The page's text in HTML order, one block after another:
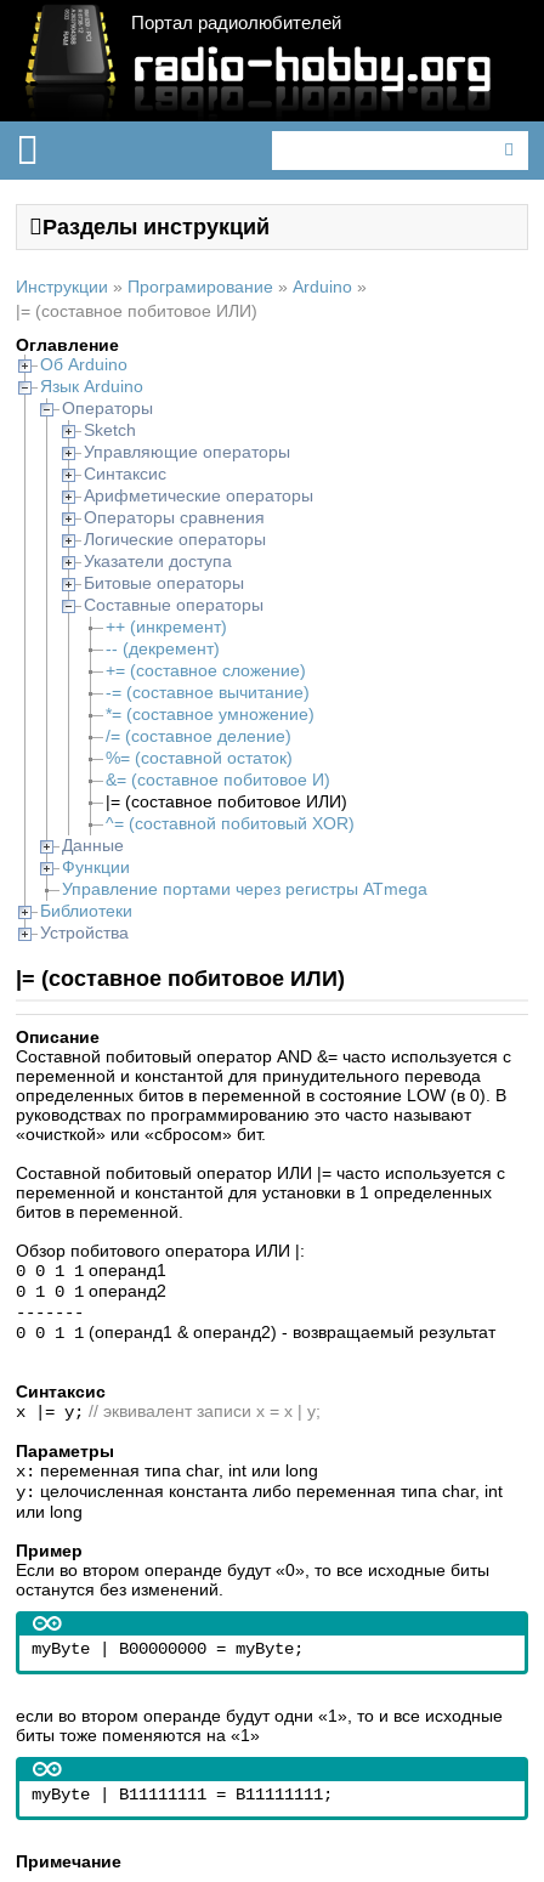
Портал радиолюбителей
Разделы инструкций
Инструкции » Програмирование » Arduino »
|= (составное побитовое ИЛИ)
Оглавление
Об Arduino
Язык Arduino
Операторы
Sketch
Управляющие операторы
Синтаксис
Арифметические операторы
Операторы сравнения
Логические операторы
Указатели доступа
Битовые операторы
Составные операторы
++ (инкремент)
-- (декремент)
+= (составное сложение)
-= (составное вычитание)
*= (составное умножение)
/= (составное деление)
%= (составной остаток)
&= (составное побитовое И)
|= (составное побитовое ИЛИ)
^= (составной побитовый XOR)
Данные
Функции
Управление портами через регистры ATmega
Библиотеки
Устройства
|= (составное побитовое ИЛИ)
Описание
Составной побитовый оператор AND &= часто используется с
переменной и константой для принудительного перевода
определенных битов в переменной в состояние LOW (в 0). В
руководствах по программированию это часто называют
«очисткой» или «сбросом» бит.
Составной побитовый оператор ИЛИ |= часто используется с
переменной и константой для установки в 1 определенных
битов в переменной.
Обзор побитового оператора ИЛИ |:
0 0 1 1 операнд1
0 1 0 1 операнд2
-------
0 0 1 1 (операнд1 & операнд2) - возвращаемый результат
Синтаксис
x |= y; // эквивалент записи x = x | y;
Параметры
x: переменная типа char, int или long
y: целочисленная константа либо переменная типа char, int
или long
Пример
Если во втором операнде будут «0», то все исходные биты
останутся без изменений.
myByte | B00000000 = myByte;
если во втором операнде будут одни «1», то и все исходные
биты тоже поменяются на «1»
myByte | B11111111 = B11111111;
Примечание